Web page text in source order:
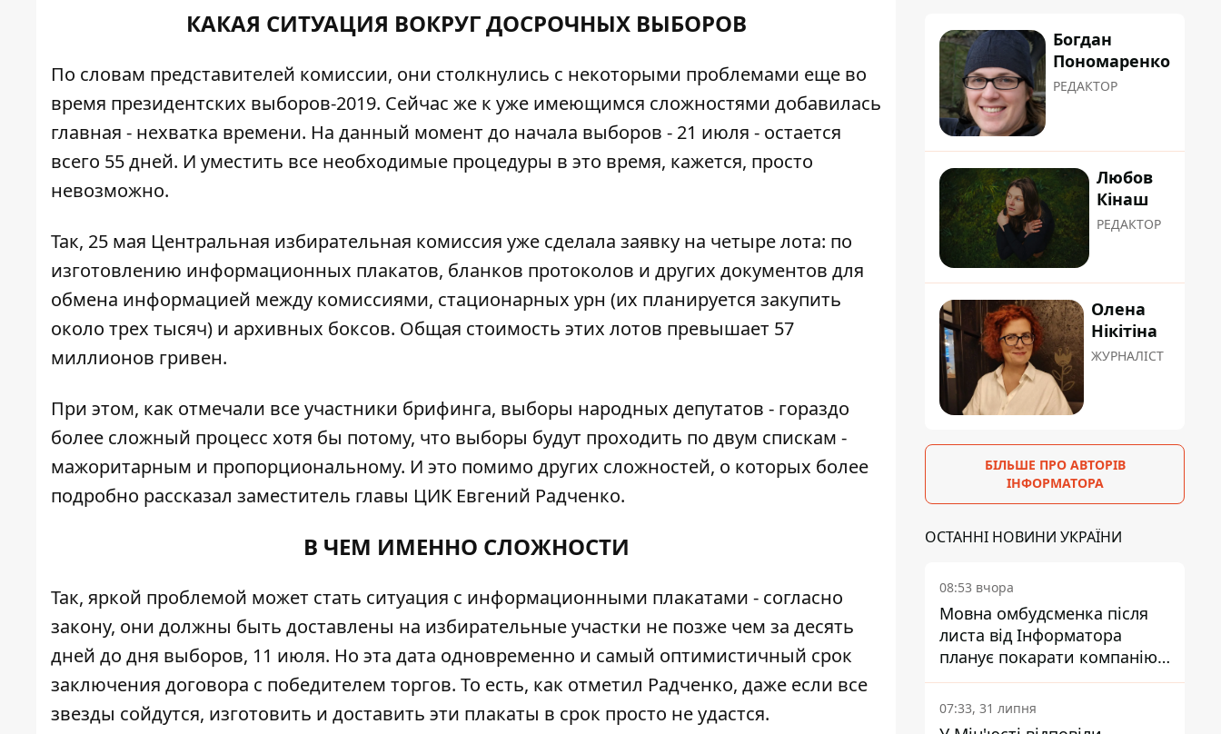
КАКАЯ СИТУАЦИЯ ВОКРУГ ДОСРОЧНЫХ ВЫБОРОВ
По словам представителей комиссии, они столкнулись с некоторыми проблемами еще во
время президентских выборов-2019. Сейчас же к уже имеющимся сложностями добавилась
главная - нехватка времени. На данный момент до начала выборов - 21 июля - остается
всего 55 дней. И уместить все необходимые процедуры в это время, кажется, просто
невозможно.
Так, 25 мая Центральная избирательная комиссия уже сделала заявку на четыре лота: по
изготовлению информационных плакатов, бланков протоколов и других документов для
обмена информацией между комиссиями, стационарных урн (их планируется закупить
около трех тысяч) и архивных боксов. Общая стоимость этих лотов превышает 57
миллионов гривен.
При этом, как отмечали все участники брифинга, выборы народных депутатов - гораздо
более сложный процесс хотя бы потому, что выборы будут проходить по двум спискам -
мажоритарным и пропорциональному. И это помимо других сложностей, о которых более
подробно рассказал заместитель главы ЦИК Евгений Радченко.
В ЧЕМ ИМЕННО СЛОЖНОСТИ
Так, яркой проблемой может стать ситуация с информационными плакатами - согласно
закону, они должны быть доставлены на избирательные участки не позже чем за десять
дней до дня выборов, 11 июля. Но эта дата одновременно и самый оптимистичный срок
заключения договора с победителем торгов. То есть, как отметил Радченко, даже если все
звезды сойдутся, изготовить и доставить эти плакаты в срок просто не удастся.
Богдан
Пономаренко
РЕДАКТОР
Любов
Кінаш
РЕДАКТОР
Олена
Нікітіна
ЖУРНАЛІСТ
БІЛЬШЕ ПРО АВТОРІВ
ІНФОРМАТОРА
ОСТАННІ НОВИНИ УКРАЇНИ
08:53 вчора
Мовна омбудсменка після
листа від Інформатора
планує покарати компанію-
підрядника ПриватБанку
07:33, 31 липня